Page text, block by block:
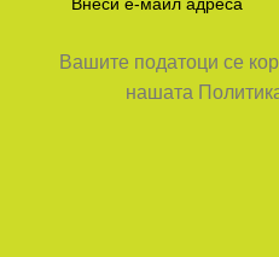
Вашите податоци се
нашата